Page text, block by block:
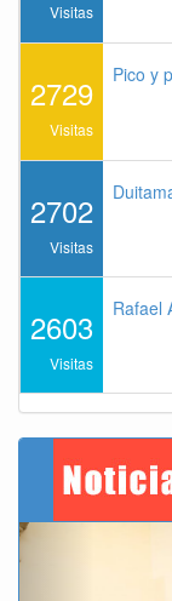
Visitas
2729
Visitas
Pico y
2702
Visitas
2603
Visitas
Rafael